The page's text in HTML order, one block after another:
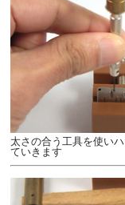
太さの合う工具を使い
ていきます